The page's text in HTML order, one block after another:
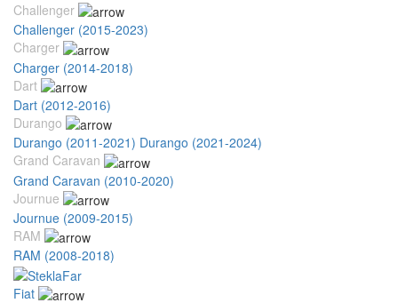
Challenger
Challenger (2015-2023)
Charger
Charger (2014-2018)
Dart
Dart (2012-2016)
Durango
Durango (2011-2021) Durango (2021-2024)
Grand Caravan
Grand Caravan (2010-2020)
Journue
Journue (2009-2015)
RAM
RAM (2008-2018)
Fiat